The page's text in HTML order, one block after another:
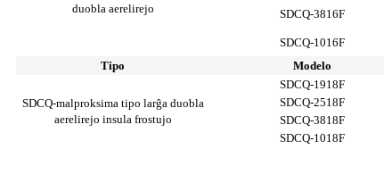
duobla aerelirejo
SDCQ-3816F
SDCQ-1016F
Tipo
Modelo
SDCQ-malproksima tipo larĝa duobla
aerelirejo insula frostujo
SDCQ-1918F
SDCQ-2518F
SDCQ-3818F
SDCQ-1018F